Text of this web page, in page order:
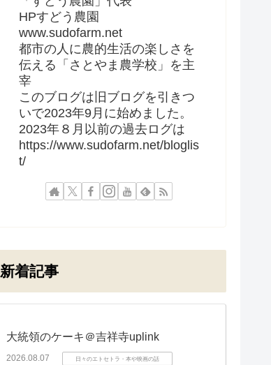
HPすどう農園
www.sudofarm.net
都市の人に農的生活の楽しさを
伝える「さとやま農学校」を主
宰
このブログは旧ブログを引きつ
いで2023年9月に始めました。
2023年８月以前の過去ログは
https://www.sudofarm.net/bloglis
t/
新着記事
大統領のケーキ＠吉祥寺uplink
2026.08.07 日々のエトセトラ・本や映画の話